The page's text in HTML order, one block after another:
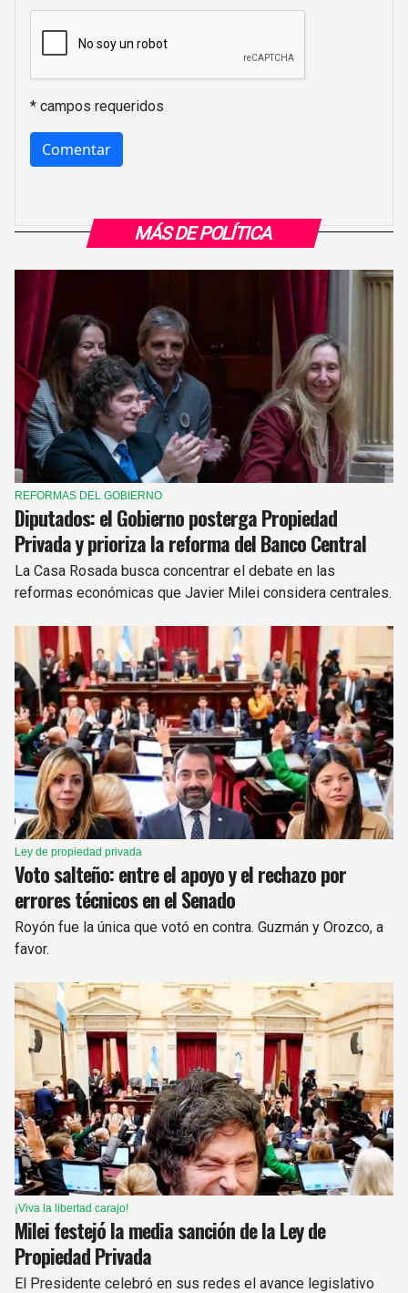
MÁS DE POLÍTICA
REFORMAS DEL GOBIERNO
Diputados: el Gobierno posterga Propiedad
Privada y prioriza la reforma del Banco Central
La Casa Rosada busca concentrar el debate en las
reformas económicas que Javier Milei considera centrales.
Ley de propiedad privada
Voto salteño: entre el apoyo y el rechazo por
errores técnicos en el Senado
Royón fue la única que votó en contra. Guzmán y Orozco, a
favor.
¡Viva la libertad carajo!
Milei festejó la media sanción de la Ley de
Propiedad Privada
El Presidente celebró en sus redes el avance legislativo
* campos requeridos